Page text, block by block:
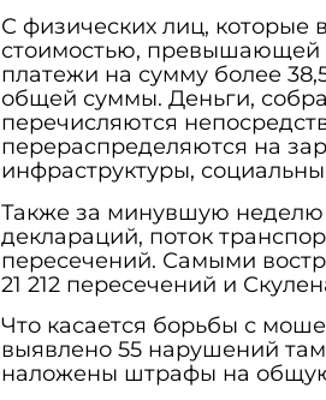
С физических лиц, которые
стоимостью, превышающей
платежи на сумму более
общей суммы. Деньги,
перечисляются
перераспределяются на
инфраструктуры,
Также за минувшую неделю
деклараций, поток
пересечений. Самыми
21 212 пересечений и
Что касается борьбы с
выявлено 55 нарушений
наложены штрафы на общую